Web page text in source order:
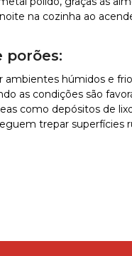
na cozinha ao
porões:
ambientes húmidos e
as condições são
como depósitos de
trepar superfícies